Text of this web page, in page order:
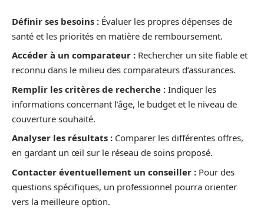
Définir ses besoins : Évaluer les propres dépenses de
santé et les priorités en matière de remboursement.
Accéder à un comparateur : Rechercher un site fiable et
reconnu dans le milieu des comparateurs d’assurances.
Remplir les critères de recherche : Indiquer les
informations concernant l’âge, le budget et le niveau de
couverture souhaité.
Analyser les résultats : Comparer les différentes offres,
en gardant un œil sur le réseau de soins proposé.
Contacter éventuellement un conseiller : Pour des
questions spécifiques, un professionnel pourra orienter
vers la meilleure option.